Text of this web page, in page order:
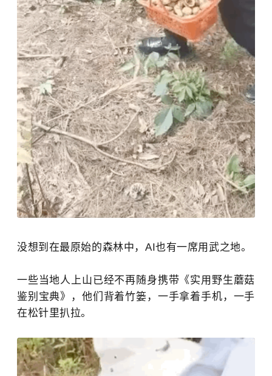
没想到在最原始的森林中，AI也有一席用武之地。
一些当地人上山已经不再随身携带《实用野生蘑菇
鉴别宝典》，他们背着竹篓，一手拿着手机，一手
在松针里扒拉。